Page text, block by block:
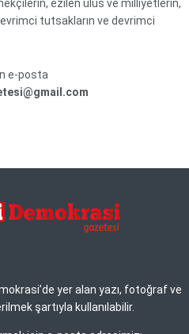
ezilen ulus ve milliyetlerin,
tutsakların ve devrimci
e-posta
yer alan yazı, fotoğraf ve
şartıyla kullanılabilir.